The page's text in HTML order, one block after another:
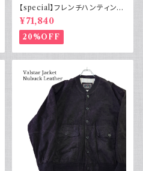
【special】フレンチハンティング
ジャケット コットンピケ 動物ボ
タン50s
¥71,840
20%OFF